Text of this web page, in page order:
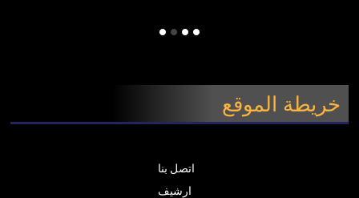
خريطة الموقع
اتصل بنا
ارشيف